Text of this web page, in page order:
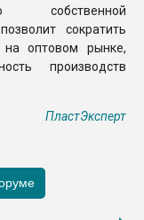
собственной
сократить
на оптовом рынке,
производств
ПластЭксперт